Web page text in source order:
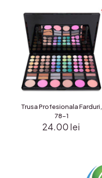
Trusa Profesionala Farduri,
78-1
24.00 lei